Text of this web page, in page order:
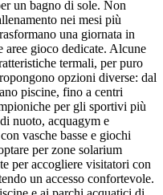
un bagno di sole. Non
nei mesi più
una giornata in
gioco dedicate. Alcune
termali, per puro
opzioni diverse: dal
piscine, fino a centri
per gli sportivi più
nuoto, acquagym e
vasche basse e giochi
per zone solarium
per accogliere visitatori con
un accesso confortevole.